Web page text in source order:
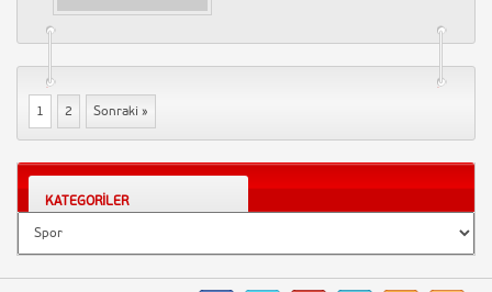
1 2 Sonraki »
KATEGORILER